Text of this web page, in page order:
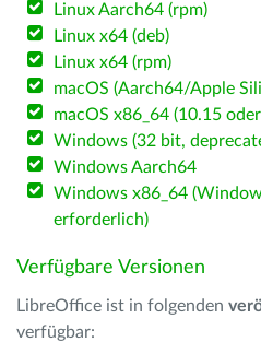
Linux Aarch64 (rpm)
Linux x64 (deb)
Linux x64 (rpm)
macOS (Aarch64/Apple
macOS x86_64 (10.15
Windows (32 bit,
Windows Aarch64
Windows x86_64
erforderlich)
Verfügbare Versionen
LibreOffice ist in folgenden
verfügbar: